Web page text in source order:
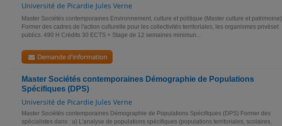
Université de Picardie Jules Verne
Master Sociétés contemporaines Environnement, culture et politique (Master culture et patrimoine)
Former des cadres de l'action culturelle pour les collectivités territoriales, les organismes privéset
publics. 490 H Crédits 30 ECTS + Stage de 12 semaines minimun...
Demande d'information
Master Sociétés contemporaines Démographie de Populations
Spécifiques (DPS)
Université de Picardie Jules Verne
Master Sociétés contemporaines Démographie de Populations Spécifiques (DPS) Former des
spécialistes dans : a) L'analyse de populations spécifiques (populations territoriales, scolaires,